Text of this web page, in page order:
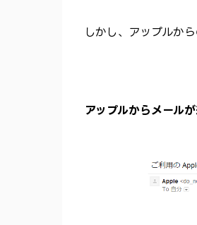
しかし、アップルか
アップルからメール